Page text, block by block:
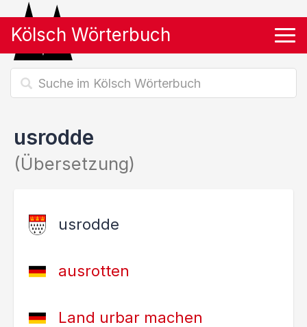
Kölsch Wörterbuch
usrodde
(Übersetzung)
usrodde
ausrotten
Land urbar machen